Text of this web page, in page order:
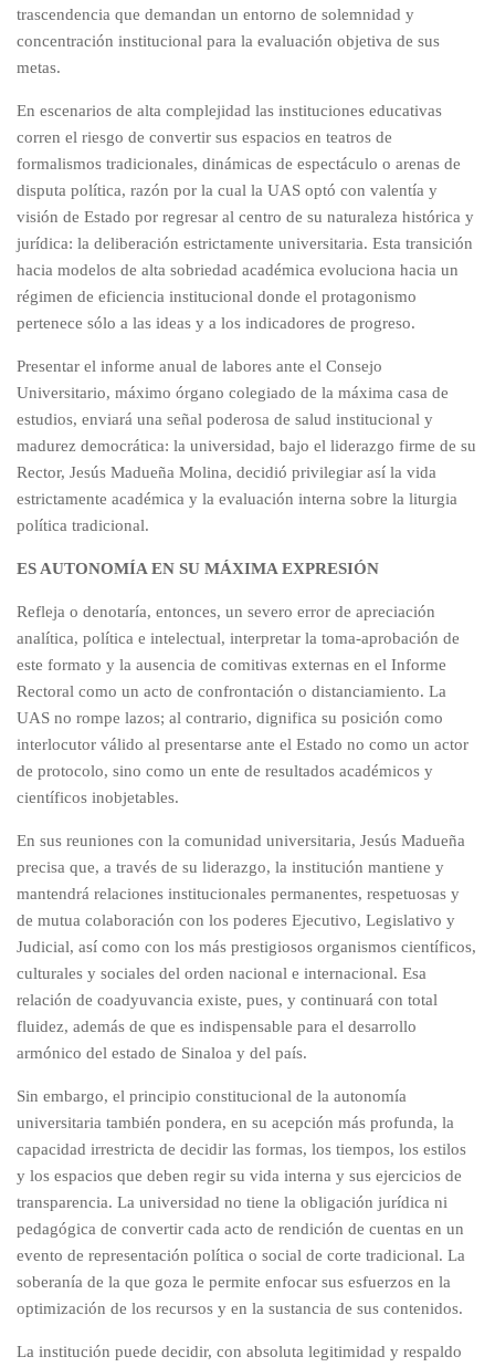
trascendencia que demandan un entorno de solemnidad y
concentración institucional para la evaluación objetiva de sus
metas.
En escenarios de alta complejidad las instituciones educativas
corren el riesgo de convertir sus espacios en teatros de
formalismos tradicionales, dinámicas de espectáculo o arenas de
disputa política, razón por la cual la UAS optó con valentía y
visión de Estado por regresar al centro de su naturaleza histórica y
jurídica: la deliberación estrictamente universitaria. Esta transición
hacia modelos de alta sobriedad académica evoluciona hacia un
régimen de eficiencia institucional donde el protagonismo
pertenece sólo a las ideas y a los indicadores de progreso.
Presentar el informe anual de labores ante el Consejo
Universitario, máximo órgano colegiado de la máxima casa de
estudios, enviará una señal poderosa de salud institucional y
madurez democrática: la universidad, bajo el liderazgo firme de su
Rector, Jesús Madueña Molina, decidió privilegiar así la vida
estrictamente académica y la evaluación interna sobre la liturgia
política tradicional.
ES AUTONOMÍA EN SU MÁXIMA EXPRESIÓN
Refleja o denotaría, entonces, un severo error de apreciación
analítica, política e intelectual, interpretar la toma-aprobación de
este formato y la ausencia de comitivas externas en el Informe
Rectoral como un acto de confrontación o distanciamiento. La
UAS no rompe lazos; al contrario, dignifica su posición como
interlocutor válido al presentarse ante el Estado no como un actor
de protocolo, sino como un ente de resultados académicos y
científicos inobjetables.
En sus reuniones con la comunidad universitaria, Jesús Madueña
precisa que, a través de su liderazgo, la institución mantiene y
mantendrá relaciones institucionales permanentes, respetuosas y
de mutua colaboración con los poderes Ejecutivo, Legislativo y
Judicial, así como con los más prestigiosos organismos científicos,
culturales y sociales del orden nacional e internacional. Esa
relación de coadyuvancia existe, pues, y continuará con total
fluidez, además de que es indispensable para el desarrollo
armónico del estado de Sinaloa y del país.
Sin embargo, el principio constitucional de la autonomía
universitaria también pondera, en su acepción más profunda, la
capacidad irrestricta de decidir las formas, los tiempos, los estilos
y los espacios que deben regir su vida interna y sus ejercicios de
transparencia. La universidad no tiene la obligación jurídica ni
pedagógica de convertir cada acto de rendición de cuentas en un
evento de representación política o social de corte tradicional. La
soberanía de la que goza le permite enfocar sus esfuerzos en la
optimización de los recursos y en la sustancia de sus contenidos.
La institución puede decidir, con absoluta legitimidad y respaldo